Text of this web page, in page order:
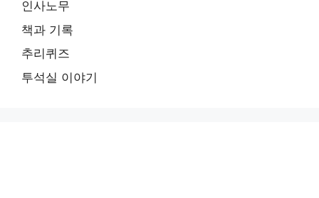
인사노무
책과 기록
추리퀴즈
투석실 이야기